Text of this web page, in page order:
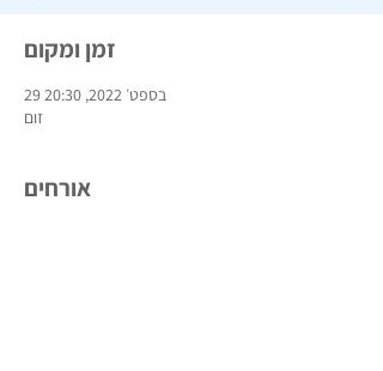
זמן ומקום
29 בספט׳ 2022, 20:30
זום
אורחים